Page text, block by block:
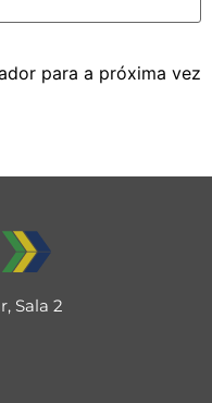
para a próxima vez
Sala 2